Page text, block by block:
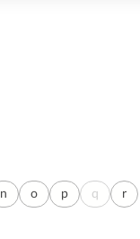
n o p q r